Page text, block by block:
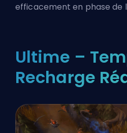
efficacement en phase de
Ultime –
Recharge